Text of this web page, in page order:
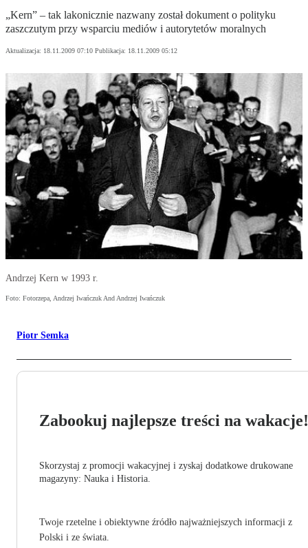
„Kern” – tak lakonicznie nazwany został dokument o polityku
zaszczutym przy wsparciu mediów i autorytetów moralnych
Aktualizacja: 18.11.2009 07:10 Publikacja: 18.11.2009 05:12
Andrzej Kern w 1993 r.
Foto: Fotorzepa, Andrzej Iwańczuk And Andrzej Iwańczuk
Piotr Semka
Zabookuj najlepsze treści na wakacje!
Skorzystaj z promocji wakacyjnej i zyskaj dodatkowe drukowane
magazyny: Nauka i Historia.
Twoje rzetelne i obiektywne źródło najważniejszych informacji z
Polski i ze świata.